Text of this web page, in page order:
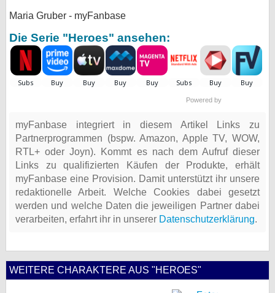
Maria Gruber - myFanbase
Die Serie "Heroes" ansehen:
Powered by
myFanbase integriert in diesem Artikel Links zu
Partnerprogrammen (bspw. Amazon, Apple TV, WOW,
RTL+ oder Joyn). Kommt es nach dem Aufruf dieser
Links zu qualifizierten Käufen der Produkte, erhält
myFanbase eine Provision. Damit unterstützt ihr unsere
redaktionelle Arbeit. Welche Cookies dabei gesetzt
werden und welche Daten die jeweiligen Partner dabei
verarbeiten, erfahrt ihr in unserer Datenschutzerklärung.
WEITERE CHARAKTERE AUS "HEROES"